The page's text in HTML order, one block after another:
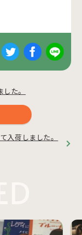
た。
入荷しました。